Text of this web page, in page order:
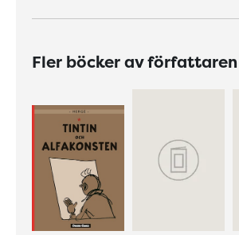
Fler böcker av författaren